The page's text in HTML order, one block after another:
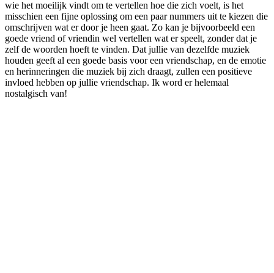
wie het moeilijk vindt om te vertellen hoe die zich voelt, is het
misschien een fijne oplossing om een paar nummers uit te kiezen die
omschrijven wat er door je heen gaat. Zo kan je bijvoorbeeld een
goede vriend of vriendin wel vertellen wat er speelt, zonder dat je
zelf de woorden hoeft te vinden. Dat jullie van dezelfde muziek
houden geeft al een goede basis voor een vriendschap, en de emotie
en herinneringen die muziek bij zich draagt, zullen een positieve
invloed hebben op jullie vriendschap. Ik word er helemaal
nostalgisch van!